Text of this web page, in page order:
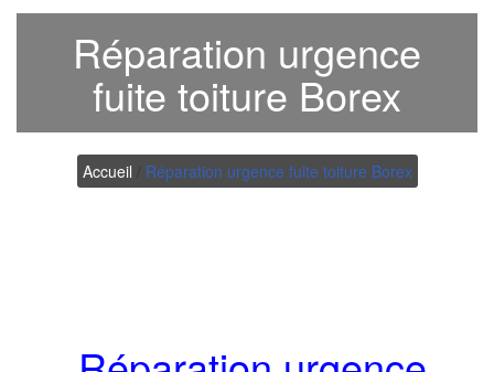
Réparation urgence
fuite toiture Borex
Accueil Réparation urgence fuite toiture Borex